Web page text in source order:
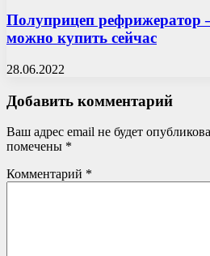
Полуприцеп рефрижератор
можно купить сейчас
28.06.2022
Добавить комментарий
Ваш адрес email не будет
помечены *
Комментарий *